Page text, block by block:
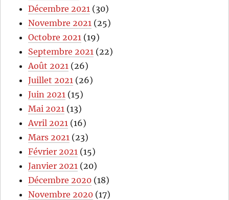
Décembre 2021 (30)
Novembre 2021 (25)
Octobre 2021 (19)
Septembre 2021 (22)
Août 2021 (26)
Juillet 2021 (26)
Juin 2021 (15)
Mai 2021 (13)
Avril 2021 (16)
Mars 2021 (23)
Février 2021 (15)
Janvier 2021 (20)
Décembre 2020 (18)
Novembre 2020 (17)